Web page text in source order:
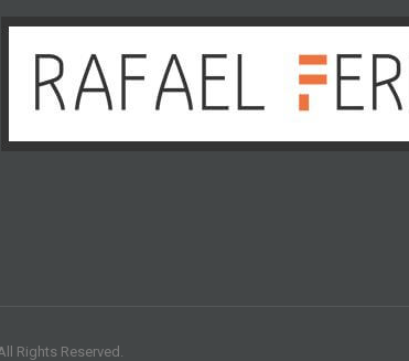
Rights Reserved.